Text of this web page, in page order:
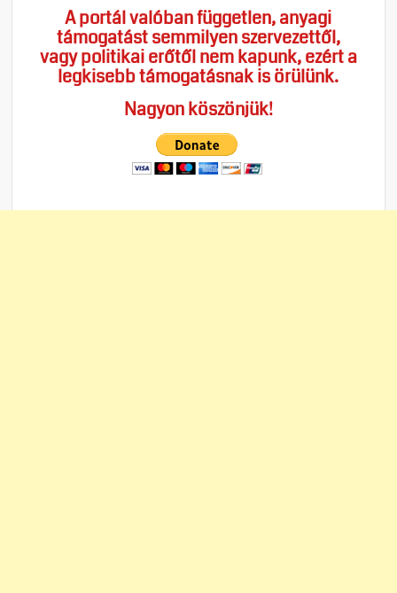
A portál valóban független, anyagi
támogatást semmilyen szervezettől,
vagy politikai erőtől nem kapunk, ezért a
legkisebb támogatásnak is örülünk.
Nagyon köszönjük!